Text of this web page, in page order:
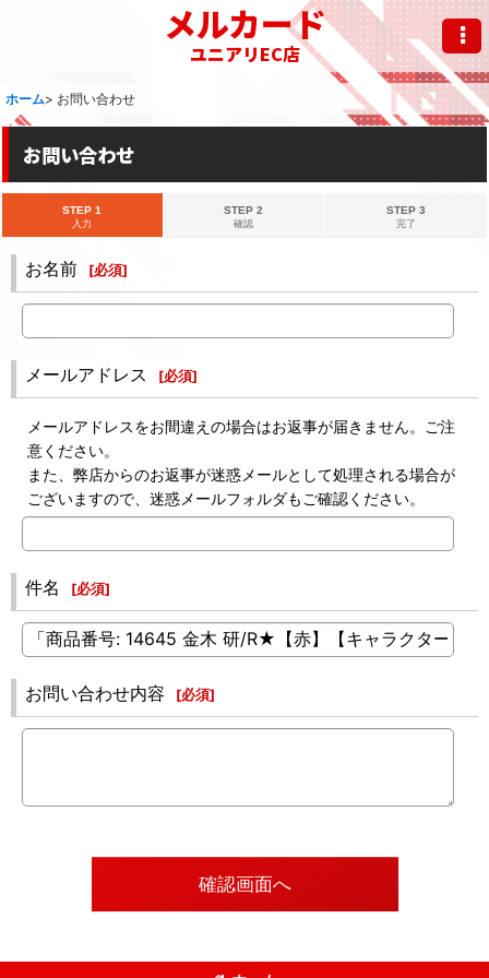
メルカード
ユニアリEC店
ホーム> お問い合わせ
お問い合わせ
STEP 1
入力
STEP 2
確認
STEP 3
完了
お名前 [必須]
メールアドレス [必須]
メールアドレスをお間違えの場合はお返事が届きません。ご注
意ください。
また、弊店からのお返事が迷惑メールとして処理される場合が
ございますので、迷惑メールフォルダもご確認ください。
件名 [必須]
お問い合わせ内容 [必須]
確認画面へ